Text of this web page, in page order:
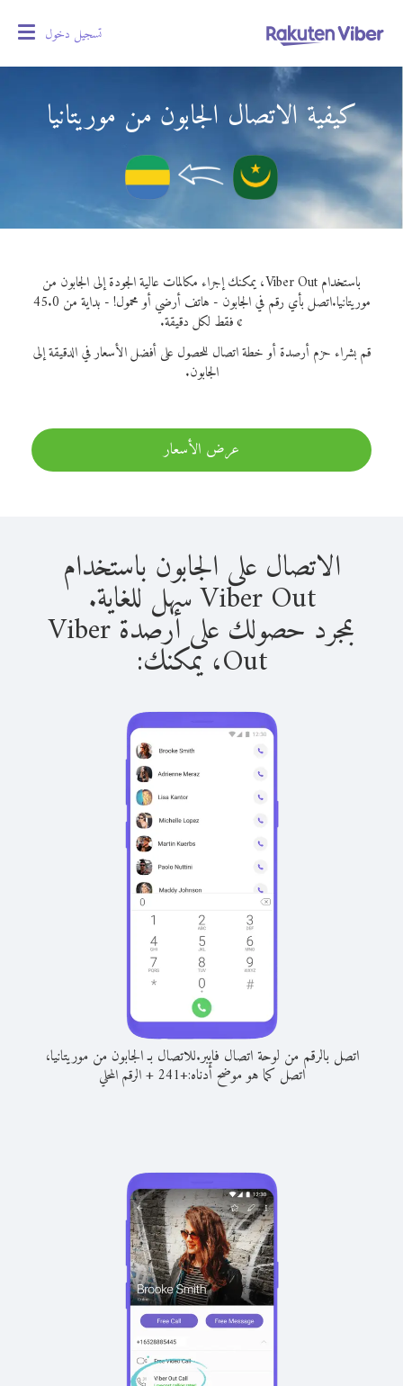
تسجيل دخول
كيفية الاتصال الجابون من موريتانيا
باستخدام Viber Out، يمكنك إجراء مكالمات عالية الجودة إلى الجابون من
موريتانيا.
اتصل بأي رقم في الجابون - هاتف أرضي أو محمول! - بداية من 45.0
¢ فقط لكل دقيقة.
قم بشراء حزم أرصدة أو خطة اتصال للحصول على أفضل الأسعار في الدقيقة إلى
الجابون.
عرض الأسعار
الاتصال على الجابون باستخدام
Viber Out سهل للغاية.
بمجرد حصولك على أرصدة Viber
Out، يمكنك:
اتصل بالرقم من لوحة اتصال فايبر.للاتصال بـ الجابون من موريتانيا،
اتصل كما هو موضح أدناه:+
241
+الرقم المحلي